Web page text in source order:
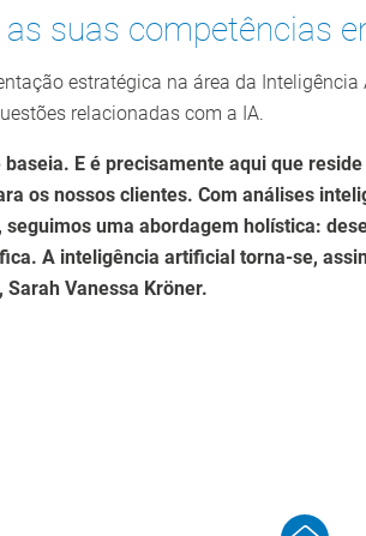
suas competências
estratégica na área da
relacionadas com a IA.
E é precisamente aqui que
os nossos clientes. Com análises
uma abordagem holística:
A inteligência artificial torna-se,
Vanessa Kröner.